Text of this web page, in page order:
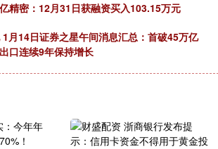
精密：12月31日获融资买入103.15万元
1月14日证券之星午间消息汇总：首破45万亿
口连续9年保持增长